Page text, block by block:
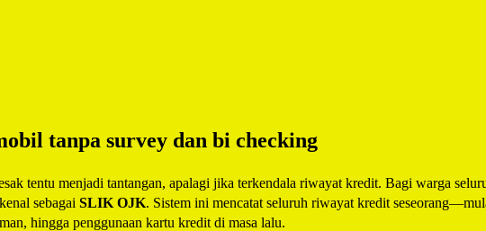
tanpa survey dan bi checking
tentu menjadi tantangan, apalagi jika terkendala riwayat kredit. Bagi warga
sebagai SLIK OJK. Sistem ini mencatat seluruh riwayat kredit
hingga penggunaan kartu kredit di masa lalu.